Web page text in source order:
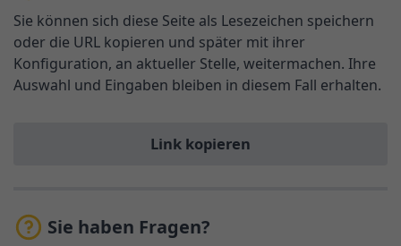
Sie können sich diese Seite als Lesezeichen speichern
oder die URL kopieren und später mit ihrer
Konfiguration, an aktueller Stelle, weitermachen. Ihre
Auswahl und Eingaben bleiben in diesem Fall erhalten.
Link kopieren
Sie haben Fragen?